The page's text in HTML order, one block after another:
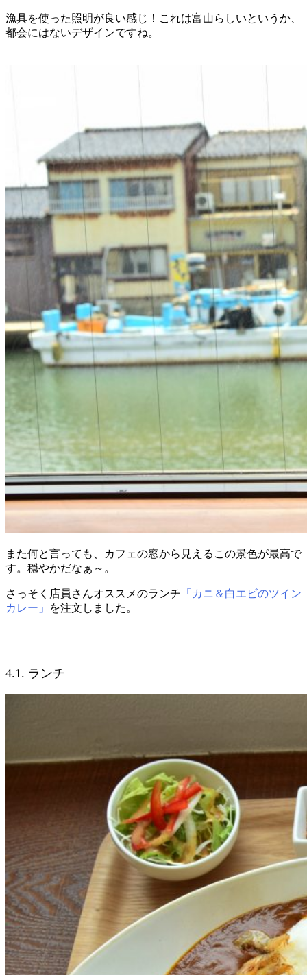
漁具を使った照明が良い感じ！これは富山らしいというか、
都会にはないデザインですね。
また何と言っても、カフェの窓から見えるこの景色が最高で
す。穏やかだなぁ～。
さっそく店員さんオススメのランチ 「カニ＆白エビのツイン
カレー」
を注文しました。
4.1. ランチ